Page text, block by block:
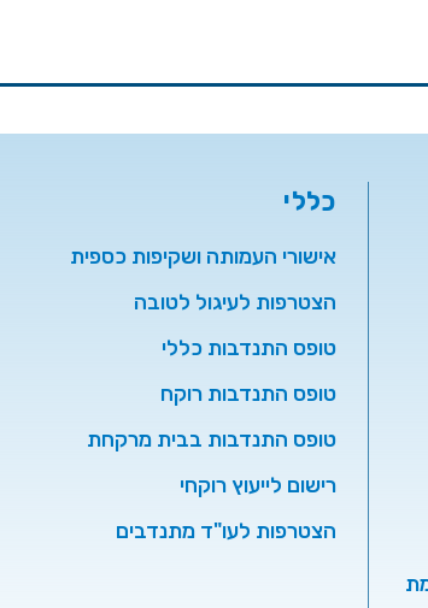
כללי
אישורי העמותה ושקיפות כספית
הצטרפות לעיגול לטובה
טופס התנדבות כללי
טופס התנדבות רוקח
טופס התנדבות בבית מרקחת
רישום לייעוץ רוקחי
הצטרפות לעו"ד מתנדבים